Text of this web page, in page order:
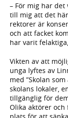
– För mig har
till mig att det
rektorer är
och att facket
har varit
Vikten av att
unga lyftes av
med ”Skolan
skolans lokaler,
tillgänglig för
Olika aktörer och